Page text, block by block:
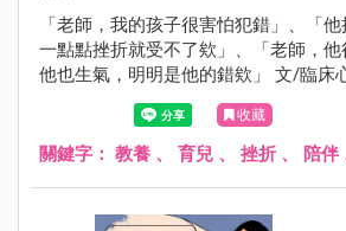
「老師，我的孩子很害怕犯錯」、「
一點點挫折就受不了欸」、「老師，
他也生氣，明明是他的錯欸」 文/臨床
收藏
關鍵字： 教養 、 育兒 、 挫折 、 陪伴